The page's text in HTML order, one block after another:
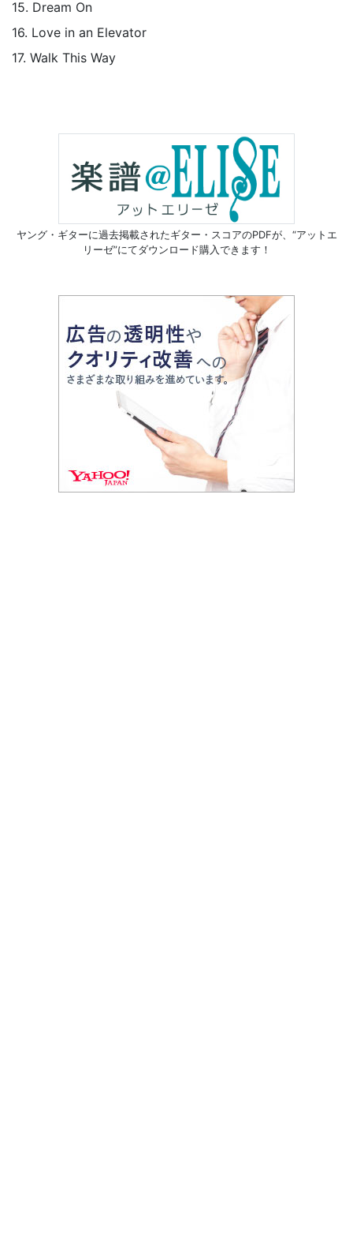
15. Dream On
16. Love in an Elevator
17. Walk This Way
ヤング・ギターに過去掲載されたギター・スコアのPDFが、 “アットエ
リーゼ”にてダウンロード購入できます！